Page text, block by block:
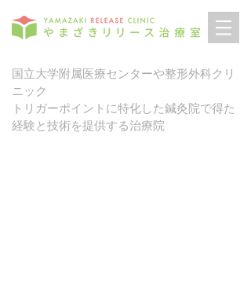
国立大学附属医療センターや整形外科クリ
ニック
トリガーポイントに特化した鍼灸院で得た
経験と技術を提供する治療院